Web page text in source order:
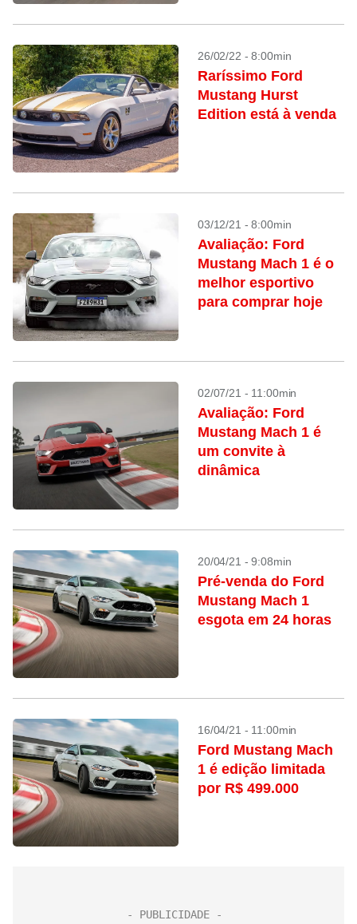
26/02/22 - 8:00min
Raríssimo Ford
Mustang Hurst
Edition está à venda
03/12/21 - 8:00min
Avaliação: Ford
Mustang Mach 1 é o
melhor esportivo
para comprar hoje
02/07/21 - 11:00min
Avaliação: Ford
Mustang Mach 1 é
um convite à
dinâmica
20/04/21 - 9:08min
Pré-venda do Ford
Mustang Mach 1
esgota em 24 horas
16/04/21 - 11:00min
Ford Mustang Mach
1 é edição limitada
por R$ 499.000